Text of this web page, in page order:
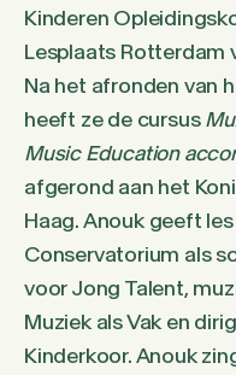
Kinderen
Lesplaats Rotterdam
Na het afronden van
heeft ze de cursus
Music Education
afgerond aan het
Haag. Anouk geeft
Conservatorium als
voor Jong Talent,
Muziek als Vak en
Kinderkoor. Anouk